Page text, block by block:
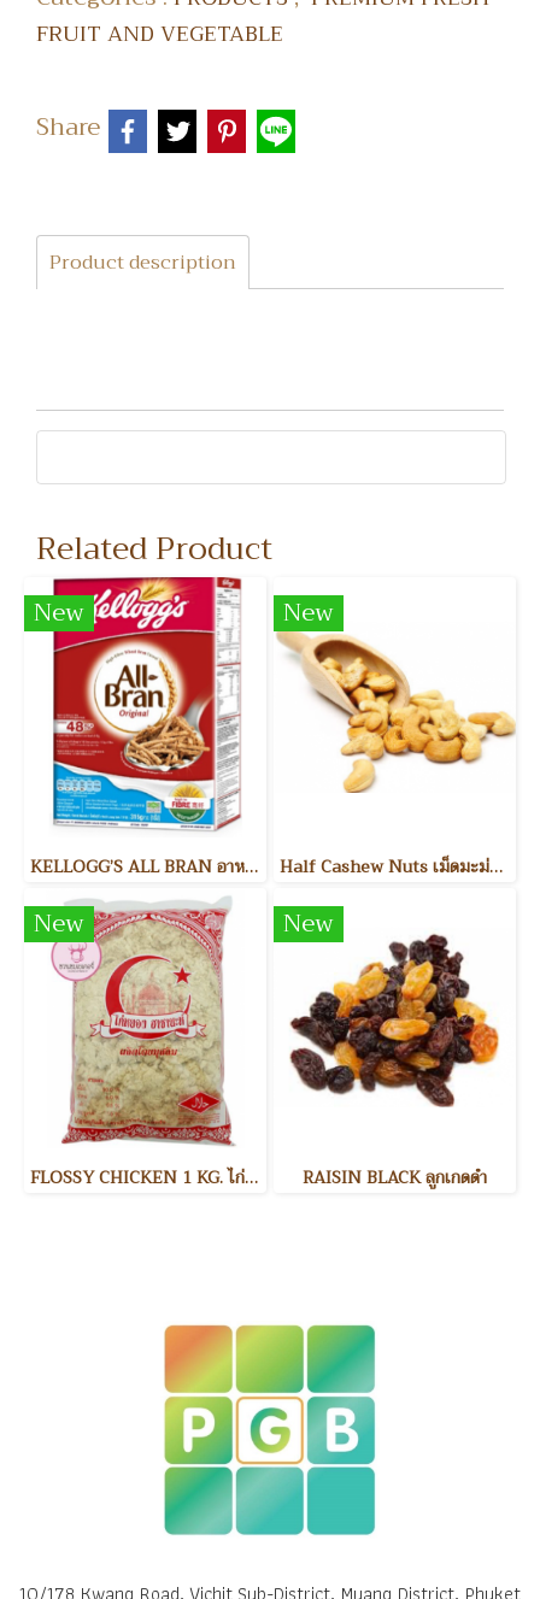
FRUIT AND VEGETABLE
Share
Product description
Related Product
New
KELLOGG’S ALL BRAN อาหารเช้า
New
Half Cashew Nuts เม็ดมะม่วงหิมพานต์แบ่งครึ่ง
New
FLOSSY CHICKEN 1 KG. ไก่หยอง
New
RAISIN BLACK ลูกเกดดำ
10/178 Kwang Road, Vichit Sub-District, Muang District, Phuket